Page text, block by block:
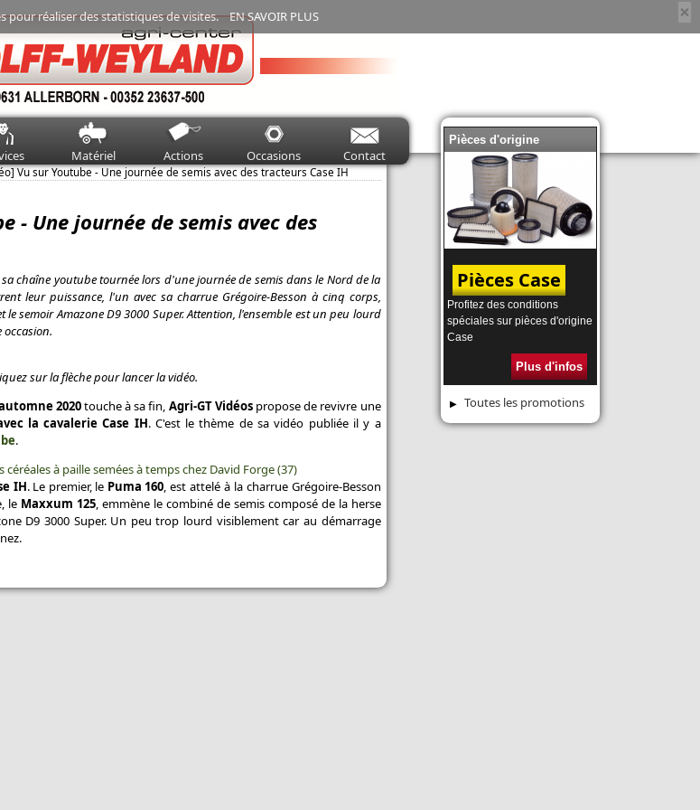
×
pour réaliser des statistiques de visites.EN SAVOIR PLUS
Matériel Actions Occasions Contact
Vu sur Youtube - Une journée de semis avec des tracteurs Case IH
- Une journée de semis avec des
chaîne youtube tournée lors d'une journée de semis dans le Nord de la
leur puissance, l'un avec sa charrue Grégoire-Besson à cinq corps,
le semoir Amazone D9 3000 Super. Attention, l'ensemble est un peu lourd
sur la flèche pour lancer la vidéo.
2020touche à sa fin, Agri-GT Vidéospropose de revivre une
la cavalerie Case IH. C'est le thème de sa vidéo publiée il y a
.
céréales à paille semées à temps chez David Forge (37)
IH. Le premier, le Puma 160, est attelé à la charrue Grégoire-Besson
le Maxxum 125, emmène le combiné de semis composé de la herse
D9 3000 Super. Un peu trop lourd visiblement car au démarrage
Pièces d'origine
Profitez des conditions
spéciales sur pièces d'origine
Case
Pièces Case
Plus d'infos
Toutes les promotions